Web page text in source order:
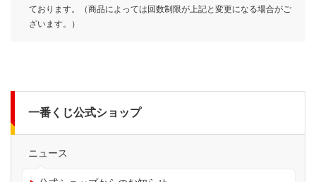
ております。（商品によっては回数制限が上記と変更になる場合がご
ざいます。）
一番くじ公式ショップ
ニュース